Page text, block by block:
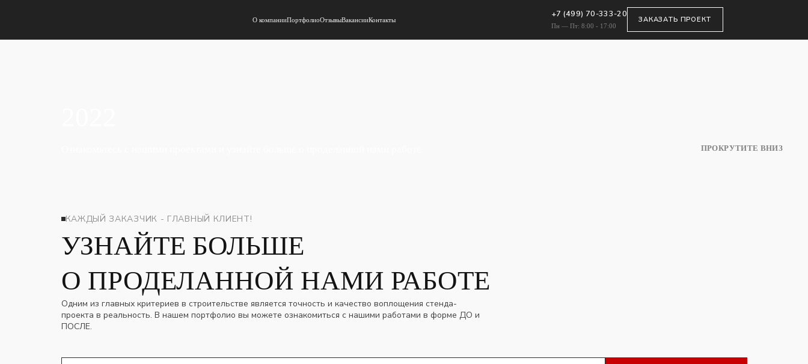
О компанииПортфолиоОтзывыВакансииКонтакты
+7 (499) 70-333-20
Пн — Пт: 8:00 - 17:00
ЗАКАЗАТЬ ПРОЕКТ
ПРОКРУТИТЕ ВНИЗ
КАЖДЫЙ ЗАКАЗЧИК - ГЛАВНЫЙ КЛИЕНТ!
УЗНАЙТЕ БОЛЬШЕ
О ПРОДЕЛАННОЙ НАМИ РАБОТЕ
Одним из главных критериев в строительстве является точность и качество воплощения стенда-
проекта в реальность. В нашем портфолио вы можете ознакомиться с нашими работами в форме ДО и
ПОСЛЕ.